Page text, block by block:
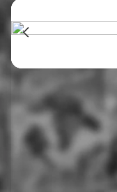
Book Rack
(TPB)